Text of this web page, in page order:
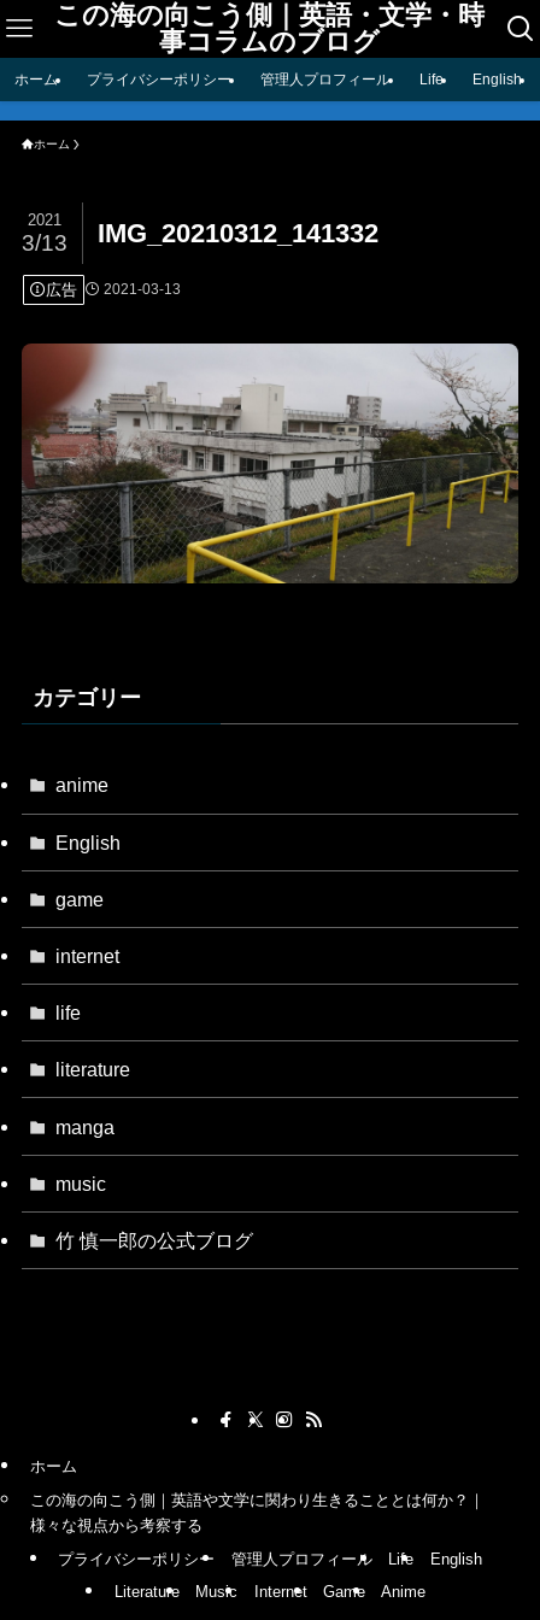
この海の向こう側｜英語・文学・時
事コラムのブログ
ホーム プライバシーポリシー 管理人プロフィール Life English
ホーム
IMG_20210312_141332
2021
3/13
広告 2021-03-13
カテゴリー
anime
English
game
internet
life
literature
manga
music
竹 慎一郎の公式ブログ
ホーム
この海の向こう側｜英語や文学に関わり生きることとは何か？｜
様々な視点から考察する
プライバシーポリシー
管理人プロフィール Life
English
Literature
Music Internet Game Anime